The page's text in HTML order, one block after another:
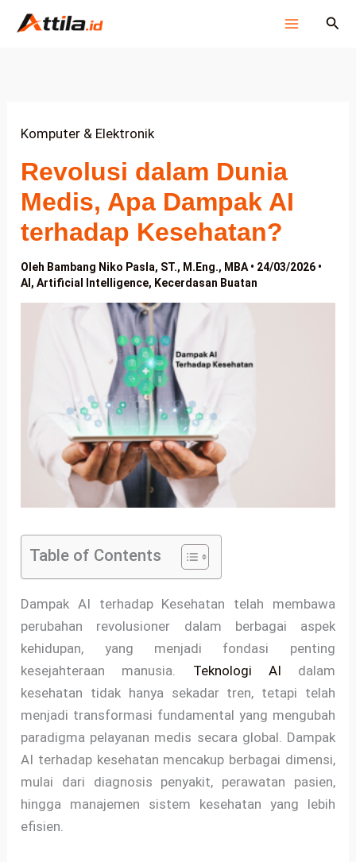
Lewati
Cari
Komputer & Elektronik
Revolusi dalam Dunia
Medis, Apa Dampak AI
terhadap Kesehatan?
Oleh Bambang Niko Pasla, ST., M.Eng., MBA • 24/03/2026 •
AI,Artificial Intelligence, Kecerdasan Buatan
Table of Contents
Dampak AI terhadap Kesehatan telah membawa
perubahan revolusioner dalam berbagai aspek
kehidupan, yang menjadi fondasi penting
kesejahteraan manusia. Teknologi AI dalam
kesehatan tidak hanya sekadar tren, tetapi telah
menjadi transformasi fundamental yang mengubah
paradigma pelayanan medis secara global. Dampak
AI terhadap kesehatan mencakup berbagai dimensi,
mulai dari diagnosis penyakit, perawatan pasien,
hingga manajemen sistem kesehatan yang lebih
efisien.